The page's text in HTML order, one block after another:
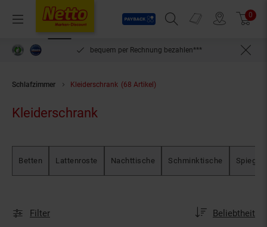
Menü
Payback
Suchfeld einblenden
Prospekte 0
kein Mindestbestellwert
Schlafzimmer Kleiderschrank (68 Artikel)
Kleiderschrank
Betten Lattenroste Nachttische Schminktische Spiegel
Filter Sortierung:
Beliebtheit